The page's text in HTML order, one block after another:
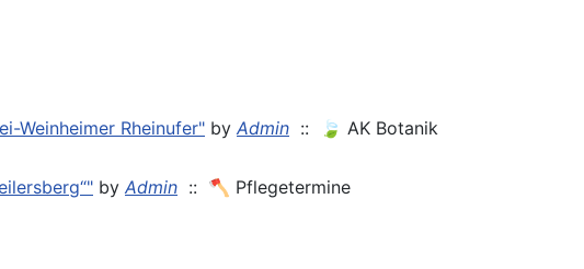
Weinheimer Rheinufer" by Admin :: 🍃 AK Botanik
by Admin :: 🪓 Pflegetermine